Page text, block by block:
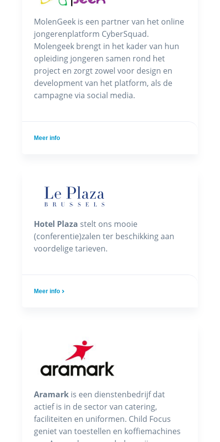
MolenGeek is een partner van het online
jongerenplatform CyberSquad.
Molengeek brengt in het kader van hun
opleiding jongeren samen rond het
project en zorgt zowel voor design en
development van het platform, als de
campagne via social media.
Meer info
Hotel Plaza stelt ons mooie
(conferentie)zalen ter beschikking aan
voordelige tarieven.
Meer info
Aramark is een dienstenbedrijf dat
actief is in de sector van catering,
faciliteiten en uniformen. Child Focus
geniet van toestellen en koffiemachines